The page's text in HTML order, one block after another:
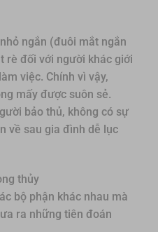
ngắn (đuôi mắt ngắn
rè đối với người khác giới
việc. Chính vì vậy,
mấy được suôn sẻ.
bảo thủ, không có sự
về sau gia đình dễ lục
bộ phận khác nhau mà
ra những tiên đoán